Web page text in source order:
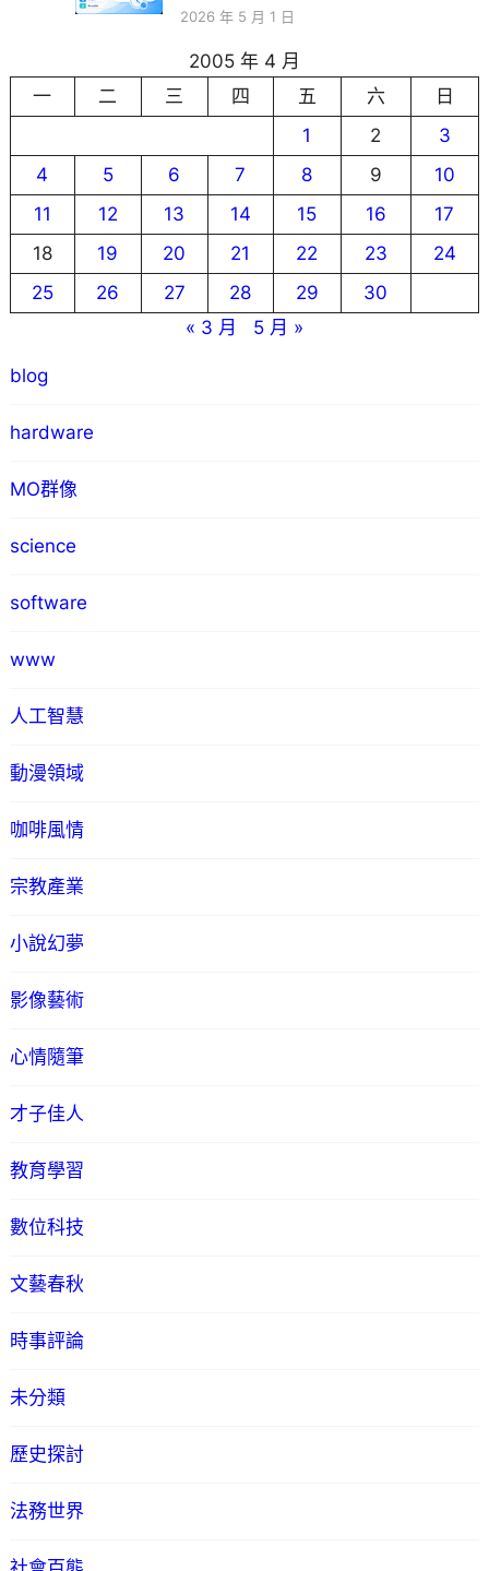
2026 年 5 月 1 日
2005 年 4 月
一
二 三 四 五 六
日
1
2
3
4
5 6 7 8 9
10
11
12 13 14 15 16
17
18
19 20 21 22 23
24
25
26 27 28 29
30
« 3 月
5 月 »
blog
hardware
MO群像
science
software
www
人工智慧
動漫領域
咖啡風情
宗教產業
小說幻夢
影像藝術
心情隨筆
才子佳人
教育學習
數位科技
文藝春秋
時事評論
未分類
歷史探討
法務世界